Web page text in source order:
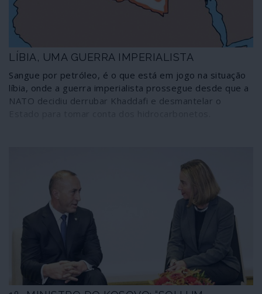
LÍBIA, UMA GUERRA IMPERIALISTA
Sangue por petróleo, é o que está em jogo na situação
líbia, onde a guerra imperialista prossegue desde que a
NATO decidiu derrubar Khaddafi e desmantelar o